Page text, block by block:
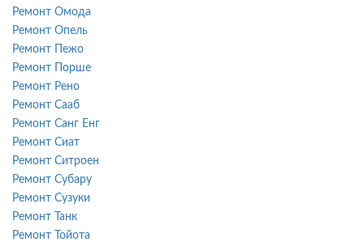
Ремонт Омода
Ремонт Опель
Ремонт Пежо
Ремонт Порше
Ремонт Рено
Ремонт Сааб
Ремонт Санг Енг
Ремонт Сиат
Ремонт Ситроен
Ремонт Субару
Ремонт Сузуки
Ремонт Танк
Ремонт Тойота